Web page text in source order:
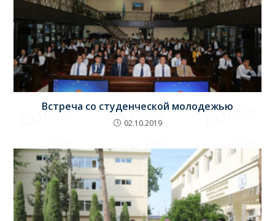
Встреча со студенческой молодежью
02.10.2019